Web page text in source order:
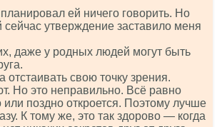
ей ничего говорить. Но
сейчас утверждение заставило меня
даже у родных людей могут быть
отстаивать свою точку зрения.
Но это неправильно. Всё равно
поздно откроется. Поэтому лучше
К тому же, это так здорово — когда